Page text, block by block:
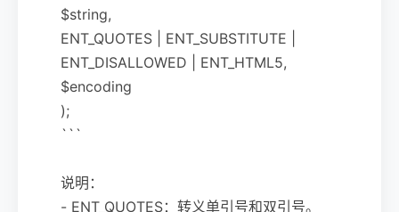
$string,
ENT_QUOTES | ENT_SUBSTITUTE |
ENT_DISALLOWED | ENT_HTML5,
$encoding
);
```
说明：
- ENT_QUOTES：转义单引号和双引号。